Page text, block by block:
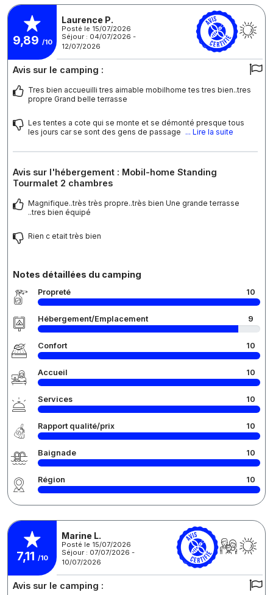
9,89 /10
Laurence P.
Posté le 15/07/2026
Séjour : 04/07/2026 -
12/07/2026
Avis sur le camping :
Tres bien accueuilli tres aimable mobilhome tes tres bien..tres
propre Grand belle terrasse
Les tentes a cote qui se monte et se démonté presque tous
les jours car se sont des gens de passage ... Lire la suite
Avis sur l'hébergement : Mobil-home Standing
Tourmalet 2 chambres
Magnifique..très très propre..très bien Une grande terrasse
..tres bien équipé
Rien c etait très bien
Notes détaillées du camping
Propreté 10
Hébergement/Emplacement 9
Confort 10
Accueil 10
Services 10
Rapport qualité/prix 10
Baignade 10
Région 10
7,11 /10
Marine L.
Posté le 15/07/2026
Séjour : 07/07/2026 -
10/07/2026
Avis sur le camping :